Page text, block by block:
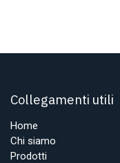
Collegamenti utili
Home
Chi siamo
Prodotti